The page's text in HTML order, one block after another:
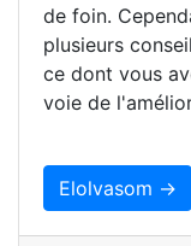
de foin.
plusieurs
ce dont vous
voie de
Elolvasom →